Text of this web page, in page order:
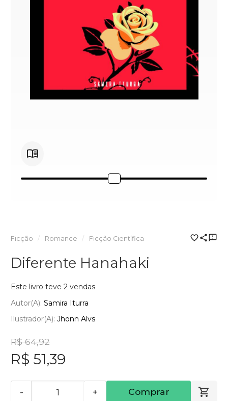
Ficção Romance Ficção Científica
Diferente Hanahaki
Este livro teve 2 vendas
Autor(a): Samira Iturra
Ilustrador(a): Jhonn Alvs
R$ 64,92
R$ 51,39
- + Comprar